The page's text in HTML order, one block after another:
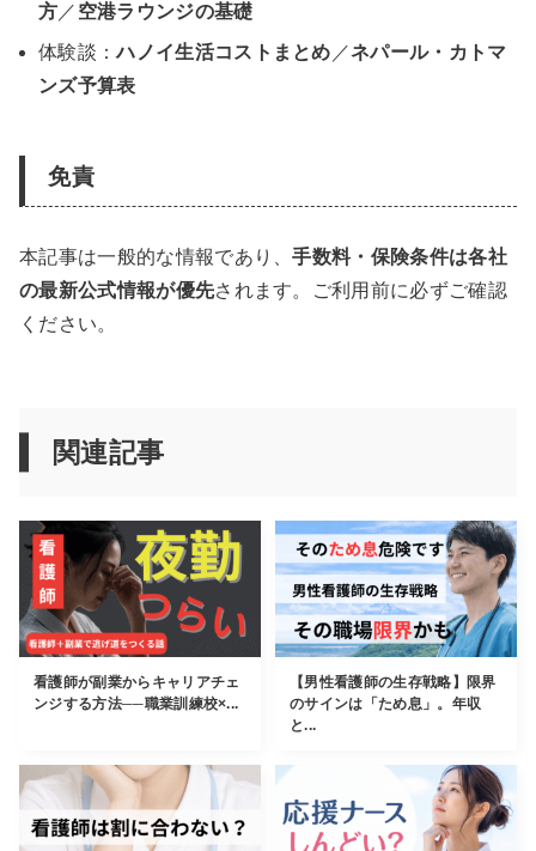
方 ／ 空港ラウンジの基礎
体験談：ハノイ生活コストまとめ ／ネパール・カトマ
ンズ予算表
免責
本記事は一般的な情報であり、手数料・保険条件は各社
の最新公式情報が優先されます。ご利用前に必ずご確認
ください。
関連記事
看護師が副業からキャリアチェ
ンジする方法──職業訓練校×...
【男性看護師の生存戦略】限界
のサインは「ため息」。年収
と...